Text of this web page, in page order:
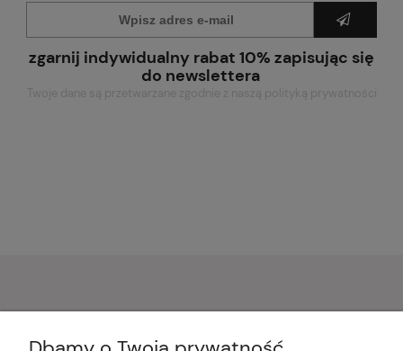
zgarnij indywidualny rabat 10% zapisując się
do newslettera